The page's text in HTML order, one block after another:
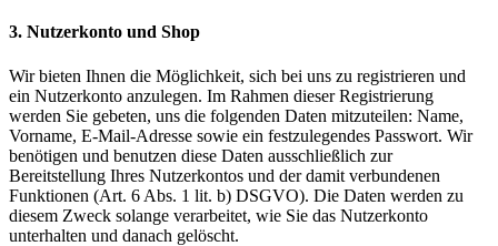
3. Nutzerkonto und Shop
Wir bieten Ihnen die Möglichkeit, sich bei uns zu registrieren und
ein Nutzerkonto anzulegen. Im Rahmen dieser Registrierung
werden Sie gebeten, uns die folgenden Daten mitzuteilen: Name,
Vorname, E-Mail-Adresse sowie ein festzulegendes Passwort. Wir
benötigen und benutzen diese Daten ausschließlich zur
Bereitstellung Ihres Nutzerkontos und der damit verbundenen
Funktionen (Art. 6 Abs. 1 lit. b) DSGVO). Die Daten werden zu
diesem Zweck solange verarbeitet, wie Sie das Nutzerkonto
unterhalten und danach gelöscht.